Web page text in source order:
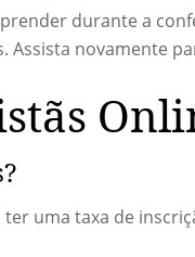
durante a
Assista novamente
uma taxa de